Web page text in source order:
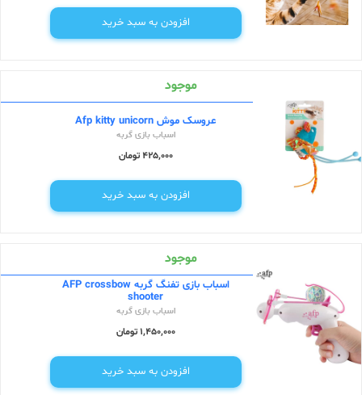
افزودن به سبد خرید
موجود
عروسک موش Afp kitty unicorn
اسباب بازی گربه
425,000 تومان
افزودن به سبد خرید
موجود
اسباب بازی تفنگ گربه AFP crossbow
shooter
اسباب بازی گربه
1,450,000 تومان
افزودن به سبد خرید